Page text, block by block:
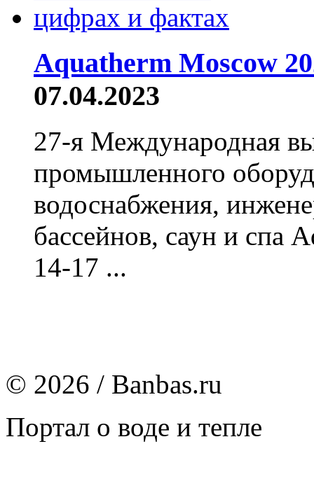
Aquatherm Moscow
07.04.2023
27-я Международная
промышленного
водоснабжения,
бассейнов, саун и спа
14-17 ...
© 2026 / Banbas.ru
Портал о воде и тепле